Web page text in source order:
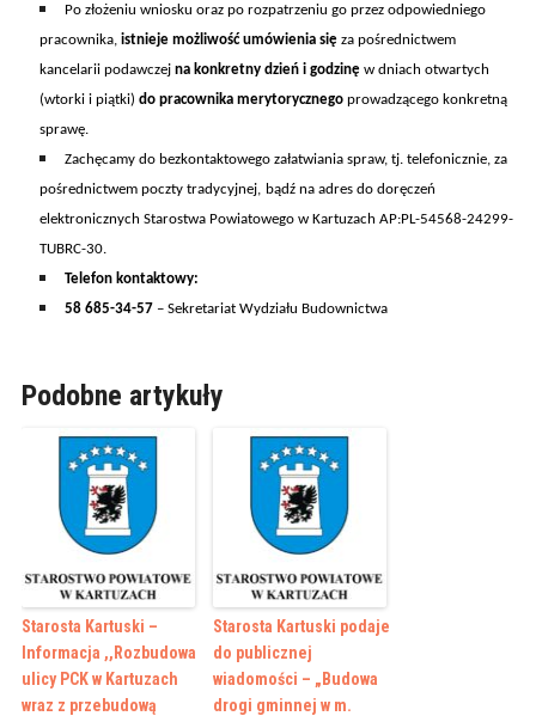
Po złożeniu wniosku oraz po rozpatrzeniu go przez odpowiedniego
pracownika, istnieje możliwość umówienia sięza pośrednictwem
kancelarii podawczej na konkretny dzień i godzinęw dniach otwartych
(wtorki i piątki) do pracownikamerytorycznegoprowadzącego konkretną
sprawę.
Zachęcamy do bezkontaktowego załatwiania spraw, tj. telefonicznie, za
pośrednictwem poczty tradycyjnej, bądź na adres do doręczeń
elektronicznych Starostwa Powiatowego w Kartuzach AP:PL-54568-24299-
TUBRC-30.
Telefon kontaktowy:
58 685-34-57 – Sekretariat Wydziału Budownictwa
Podobne artykuły
Starosta Kartuski –
Informacja ,,Rozbudowa
ulicy PCK w Kartuzach
wraz z przebudową
Starosta Kartuski podaje
do publicznej
wiadomości – „Budowa
drogi gminnej w m.